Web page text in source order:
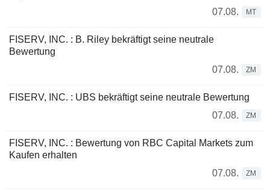
07.08.
MT
FISERV, INC. : B. Riley bekräftigt seine neutrale
Bewertung
07.08.
ZM
FISERV, INC. : UBS bekräftigt seine neutrale Bewertung
07.08.
ZM
FISERV, INC. : Bewertung von RBC Capital Markets zum
Kaufen erhalten
07.08.
ZM